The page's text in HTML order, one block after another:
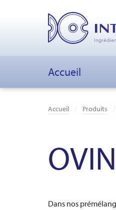
Accueil
Accueil Produits
Dans nos